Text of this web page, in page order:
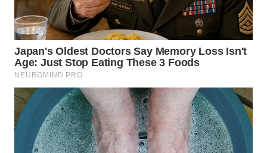
WN
MALUKU
WN
MALUT
DAIRI